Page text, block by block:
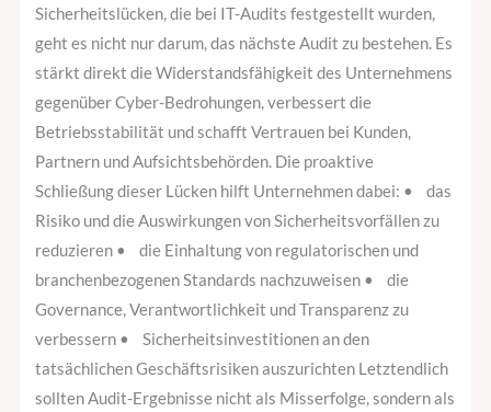
Sicherheitslücken, die bei IT-Audits festgestellt wurden,
geht es nicht nur darum, das nächste Audit zu bestehen. Es
stärkt direkt die Widerstandsfähigkeit des Unternehmens
gegenüber Cyber-Bedrohungen, verbessert die
Betriebsstabilität und schafft Vertrauen bei Kunden,
Partnern und Aufsichtsbehörden. Die proaktive
Schließung dieser Lücken hilft Unternehmen dabei: • das
Risiko und die Auswirkungen von Sicherheitsvorfällen zu
reduzieren • die Einhaltung von regulatorischen und
branchenbezogenen Standards nachzuweisen • die
Governance, Verantwortlichkeit und Transparenz zu
verbessern • Sicherheitsinvestitionen an den
tatsächlichen Geschäftsrisiken auszurichten Letztendlich
sollten Audit-Ergebnisse nicht als Misserfolge, sondern als